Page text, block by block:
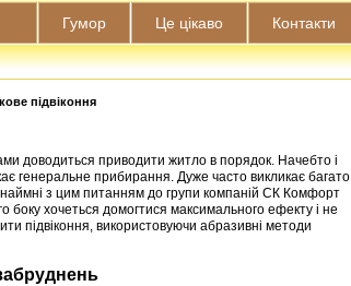
Гумор Це цікаво Контакти
підвіконня
доводиться приводити житло в порядок. Начебто і
генеральне прибирання. Дуже часто викликає багато
з цим питанням до групи компаній СК Комфорт
боку хочеться домогтися максимального ефекту і не
підвіконня, використовуючи абразивні методи